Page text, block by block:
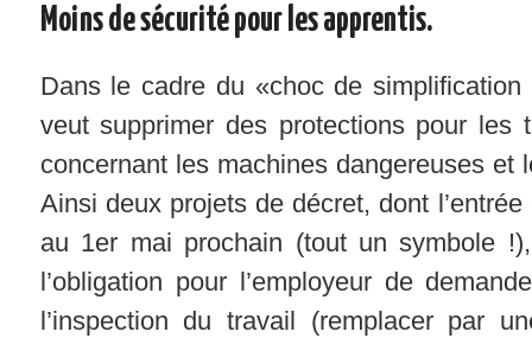
Moins de sécurité pour les apprentis.
Dans le cadre du «choc de simplification
veut supprimer des protections pour les
concernant les machines dangereuses et
Ainsi deux projets de décret, dont
au 1er mai prochain (tout un symbole
l’obligation pour l’employeur de
l’inspection du travail (remplacer par